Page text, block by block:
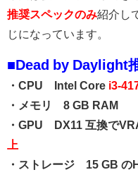
推奨スペックのみ紹介し
じになっています。
■Dead by Daylight
・CPU Intel Core i3-
・メモリ 8 GB RAM
・GPU DX11 互換で
上
・ストレージ 15 GB の